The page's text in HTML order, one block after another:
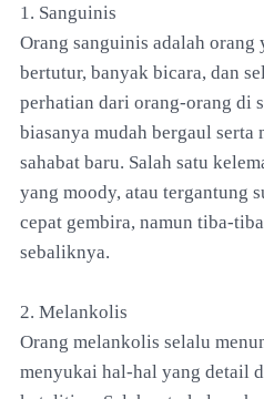
1. Sanguinis
Orang sanguinis adalah orang
bertutur, banyak bicara, dan
perhatian dari orang-orang di
biasanya mudah bergaul serta
sahabat baru. Salah satu
yang moody, atau tergantung
cepat gembira, namun tiba-
sebaliknya.
2. Melankolis
Orang melankolis selalu
menyukai hal-hal yang detail